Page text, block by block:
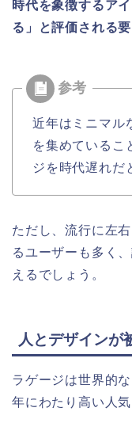
時代を象徴するア
る」と評価される要
近年はミニマル
を集めているこ
ジを時代遅れだ
ただし、流行に左
るユーザーも多く
えるでしょう。
人とデザインが
ラゲージは世界的
年にわたり高い人